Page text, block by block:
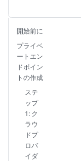
開始前に
プライベ
ートエン
ドポイン
トの作成
ステ
ップ
1: ク
ラウ
ドプ
ロバ
イダ